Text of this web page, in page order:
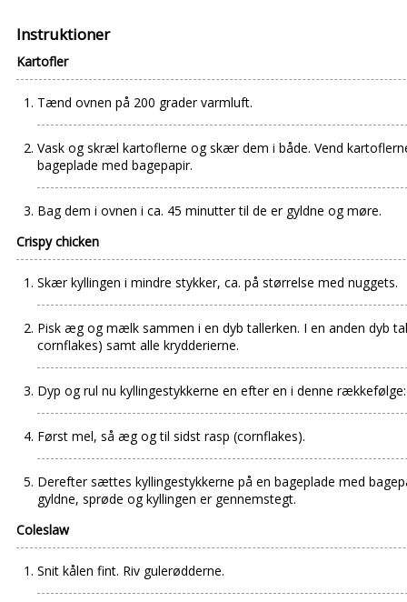
Instruktioner
Kartofler
Tænd ovnen på 200 grader varmluft.
Vask og skræl kartoflerne og skær dem i både. Vend
bageplade med bagepapir.
Bag dem i ovnen i ca. 45 minutter til de er gyldne og møre.
Crispy chicken
Skær kyllingen i mindre stykker, ca. på størrelse med nuggets.
Pisk æg og mælk sammen i en dyb tallerken. I en anden dyb
cornflakes) samt alle krydderierne.
Dyp og rul nu kyllingestykkerne en efter en i denne rækkefølge:
Først mel, så æg og til sidst rasp (cornflakes).
Derefter sættes kyllingestykkerne på en bageplade med
gyldne, sprøde og kyllingen er gennemstegt.
Coleslaw
Snit kålen fint. Riv gulerødderne.